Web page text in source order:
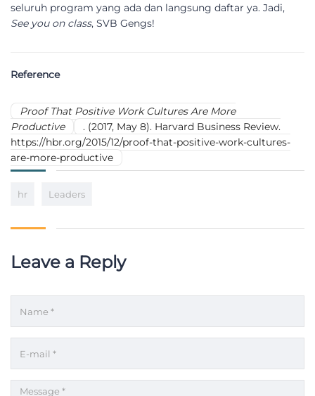
seluruh program yang ada dan langsung daftar ya. Jadi,
See you on class, SVB Gengs!
Reference
Proof That Positive Work Cultures Are More
Productive
. (2017, May 8). Harvard Business Review.
https://hbr.org/2015/12/proof-that-positive-work-cultures-
are-more-productive
hr Leaders
Leave a Reply